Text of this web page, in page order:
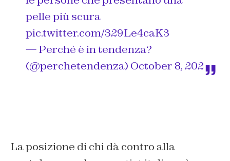
pelle più scura
pic.twitter.com/329Le4caK3
— Perché è in tendenza?
(@perchetendenza) October 8, 202
La posizione di chi dà contro alla